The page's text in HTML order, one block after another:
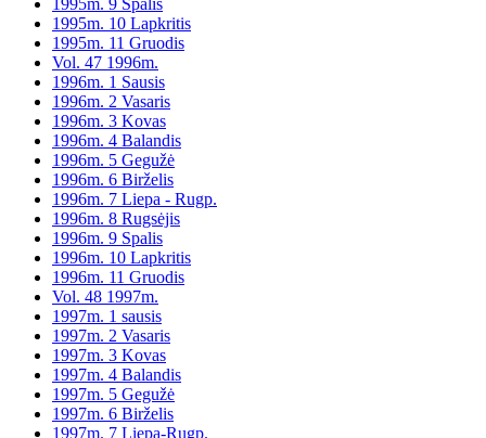
1995m. 9 Spalis
1995m. 10 Lapkritis
1995m. 11 Gruodis
Vol. 47 1996m.
1996m. 1 Sausis
1996m. 2 Vasaris
1996m. 3 Kovas
1996m. 4 Balandis
1996m. 5 Gegužė
1996m. 6 Birželis
1996m. 7 Liepa - Rugp.
1996m. 8 Rugsėjis
1996m. 9 Spalis
1996m. 10 Lapkritis
1996m. 11 Gruodis
Vol. 48 1997m.
1997m. 1 sausis
1997m. 2 Vasaris
1997m. 3 Kovas
1997m. 4 Balandis
1997m. 5 Gegužė
1997m. 6 Birželis
1997m. 7 Liepa-Rugp.